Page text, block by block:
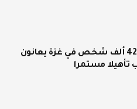
الإحصاء الفلسطيني: 42 ألف شخص في غزة يعانون
مستمرا